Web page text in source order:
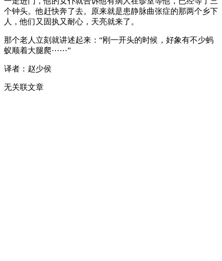
个钟头。他赶快奔了去。原来就是患静脉曲张症的那两个乡下
人，他们又固执又耐心，天亮就来了。
那个老人立刻就讲述起来：“刚一开头的时候，好象有不少蚂
蚁顺着大腿爬⋯⋯”
译者：赵少侯
无关联文章